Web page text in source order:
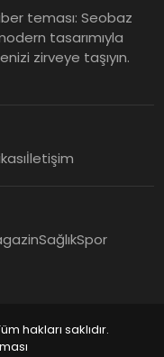
teması: Seobaz
tasarımıyla
zirveye taşıyın.
İletişim
SağlıkSpor
hakları saklıdır.